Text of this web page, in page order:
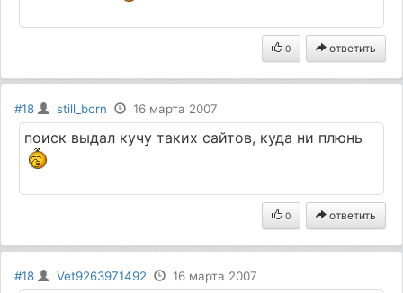
0 ответить
#18 still_born 16 марта 2007
поиск выдал кучу таких сайтов, куда ни плюнь
0 ответить
#18 Vet9263971492 16 марта 2007